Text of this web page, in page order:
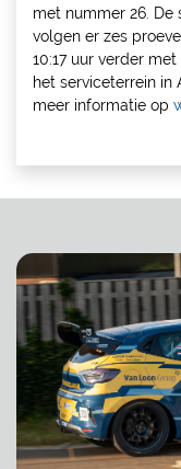
met nummer 26. De
volgen er zes
10:17 uur verder
het serviceterrein in
meer informatie op